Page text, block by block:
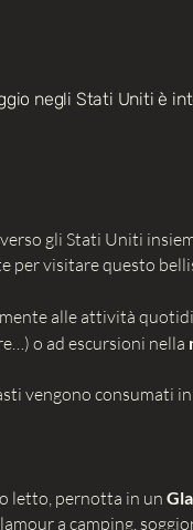
negli Stati Uniti è
gli Stati Uniti
visitare questo
alle attività
o ad escursioni nella
vengono consumati
letto, pernotta in un
a camping,